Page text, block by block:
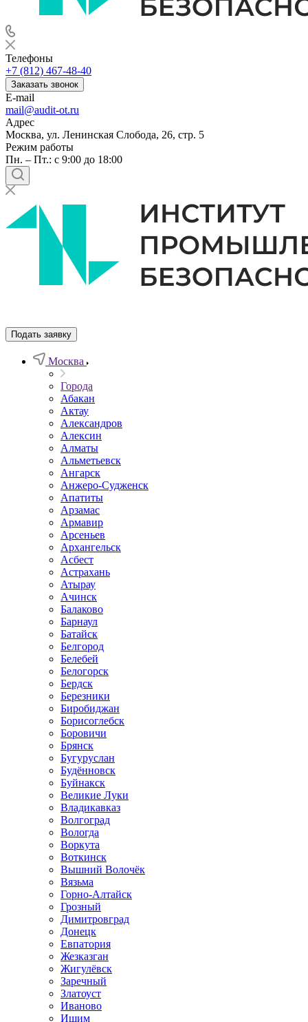
Телефоны
+7 (812) 467-48-40
Заказать звонок
E-mail
mail@audit-ot.ru
Адрес
Москва, ул. Ленинская Слобода, 26, стр. 5
Режим работы
Пн. – Пт.: с 9:00 до 18:00
Подать заявку
Москва
Города
Абакан
Актау
Александров
Алексин
Алматы
Альметьевск
Ангарск
Анжеро-Судженск
Апатиты
Арзамас
Армавир
Арсеньев
Архангельск
Асбест
Астрахань
Атырау
Ачинск
Балаково
Барнаул
Батайск
Белгород
Белебей
Белогорск
Бердск
Березники
Биробиджан
Борисоглебск
Боровичи
Брянск
Бугуруслан
Будённовск
Буйнакск
Великие Луки
Владикавказ
Волгоград
Вологда
Воркута
Воткинск
Вышний Волочёк
Вязьма
Горно-Алтайск
Грозный
Димитровград
Донецк
Евпатория
Жезказган
Жигулёвск
Заречный
Златоуст
Иваново
Ишим